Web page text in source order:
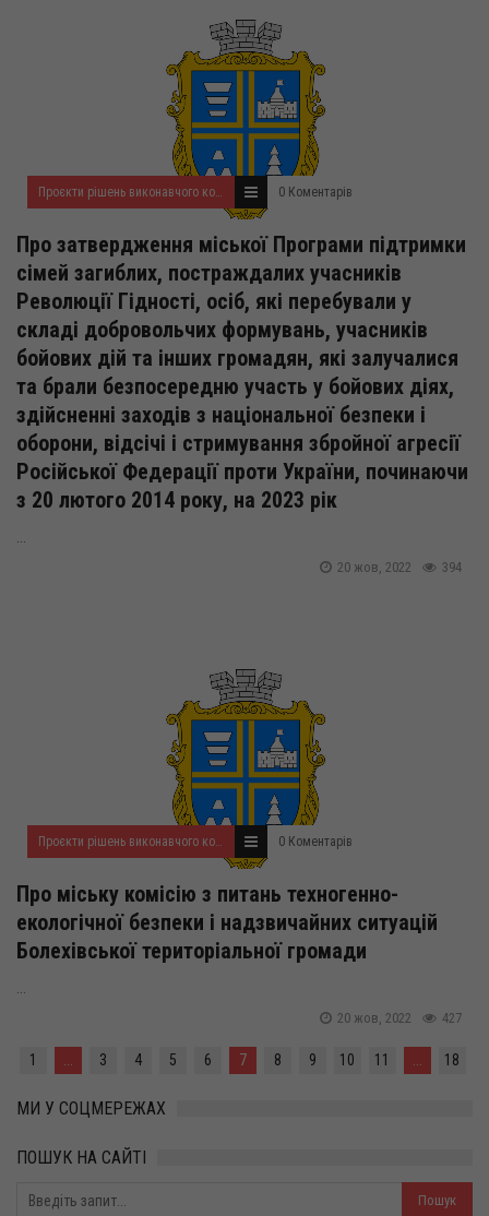
Проєкти рішень виконавчого комітету на жовтень 2022 року 0 Коментарів
Про затвердження міської Програми підтримки
сімей загиблих, постраждалих учасників
Революції Гідності, осіб, які перебували у
складі добровольчих формувань, учасників
бойових дій та інших громадян, які залучалися
та брали безпосередню участь у бойових діях,
здійсненні заходів з національної безпеки і
оборони, відсічі і стримування збройної агресії
Російської Федерації проти України, починаючи
з 20 лютого 2014 року, на 2023 рік
394
20 жов, 2022
Проєкти рішень виконавчого комітету на жовтень 2022 року 0 Коментарів
Про міську комісію з питань техногенно-
екологічної безпеки і надзвичайних ситуацій
Болехівської територіальної громади
427
20 жов, 2022
1 3 4 5 6 7 8 9 10 11 18
МИ У СОЦМЕРЕЖАХ
ПОШУК НА САЙТІ